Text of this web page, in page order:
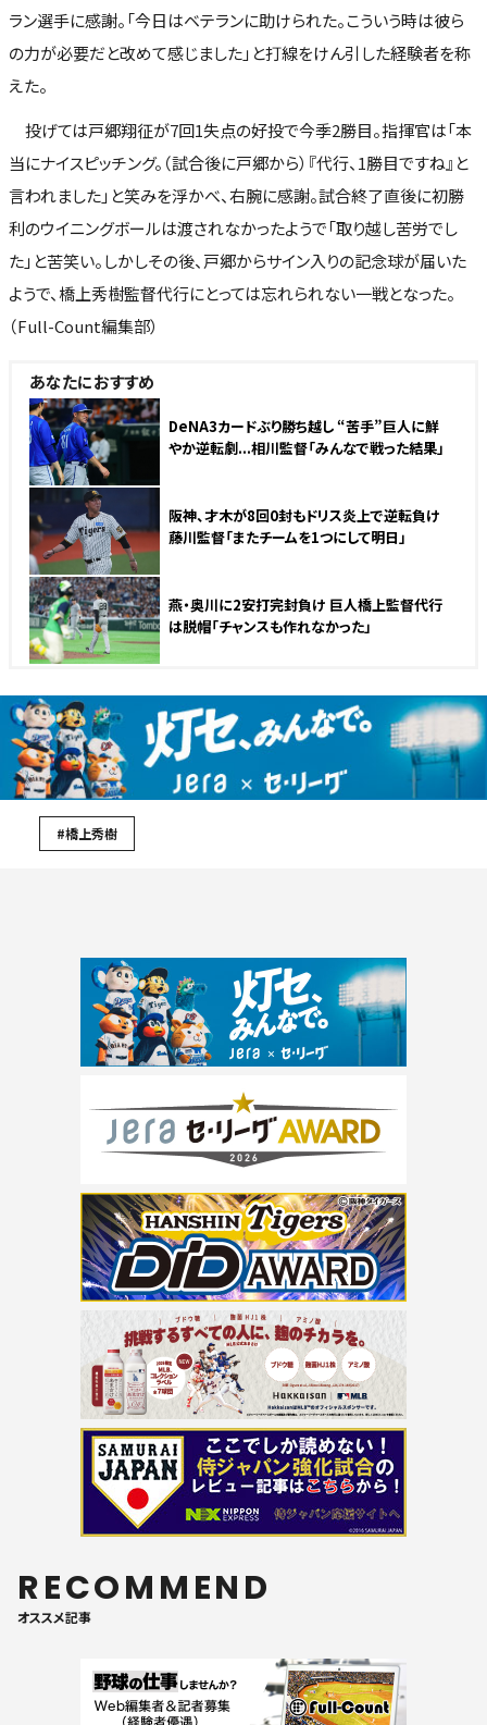
ラン選手に感謝。「今日はベテランに助けられた。こういう時は彼ら
の力が必要だと改めて感じました」と打線をけん引した経験者を称
えた。
投げては戸郷翔征が7回1失点の好投で今季2勝目。指揮官は「本
当にナイスピッチング。（試合後に戸郷から）『代行、1勝目ですね』と
言われました」と笑みを浮かべ、右腕に感謝。試合終了直後に初勝
利のウイニングボールは渡されなかったようで「取り越し苦労でし
た」と苦笑い。しかしその後、戸郷からサイン入りの記念球が届いた
ようで、橋上秀樹監督代行にとっては忘れられない一戦となった。
（Full-Count編集部）
あなたにおすすめ
DeNA3カードぶり勝ち越し “苦手”巨人に鮮
やか逆転劇...相川監督「みんなで戦った結果」
阪神、才木が8回0封もドリス炎上で逆転負け
藤川監督「またチームを1つにして明日」
燕・奥川に2安打完封負け 巨人橋上監督代行
は脱帽「チャンスも作れなかった」
#橋上秀樹
RECOMMEND
オススメ記事